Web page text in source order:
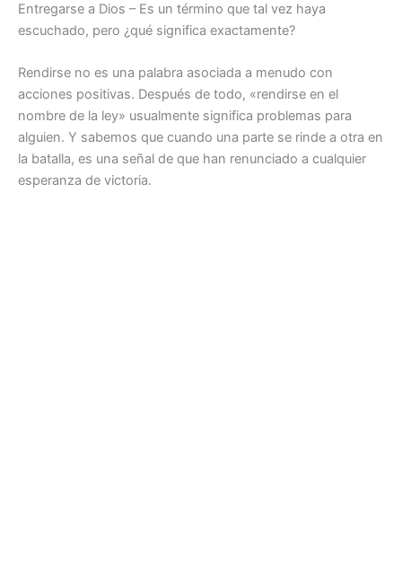
Entregarse a Dios – Es un término que tal vez haya
escuchado, pero ¿qué significa exactamente?
Rendirse no es una palabra asociada a menudo con
acciones positivas. Después de todo, «rendirse en el
nombre de la ley» usualmente significa problemas para
alguien. Y sabemos que cuando una parte se rinde a otra en
la batalla, es una señal de que han renunciado a cualquier
esperanza de victoria.